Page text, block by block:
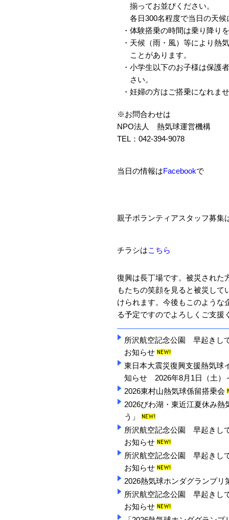
揃ってお並びください。
各日300名程度で当日の天
・ 体験搭乗の時間は乗り降り
・ 天候（雨・風）等により熱
ことがあります。
・ 小学生以下のお子様は保護
さい。
・ 妊婦の方はご搭乗になれま
※お問合わせは
NPO法人 熱気球運営機構
TEL：042-394-9078
当日の情報はFacebookで
親子ボランティアスタッフ募集
チラシはこちら
復興は長丁場です。被災された
もたちの笑顔を見ると被災して
けられます。今後もこのような
る予定ですのでよろしくご支援
所沢航空記念公園 早起きし
お知らせ
東日本大震災復興支援熱気
知らせ 2026年8月1日（土）
2026東村山熱気球係留搭乗会
2026びわ湖・東近江夏休み
う」
所沢航空記念公園 早起きし
お知らせ
所沢航空記念公園 早起きし
お知らせ
2026熱気球ホンダグランプ
所沢航空記念公園 早起きし
お知らせ